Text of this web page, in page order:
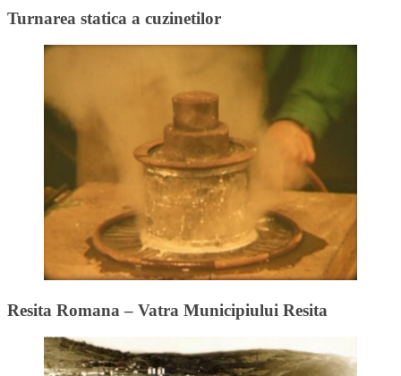
Turnarea statica a cuzinetilor
Resita Romana – Vatra Municipiului Resita